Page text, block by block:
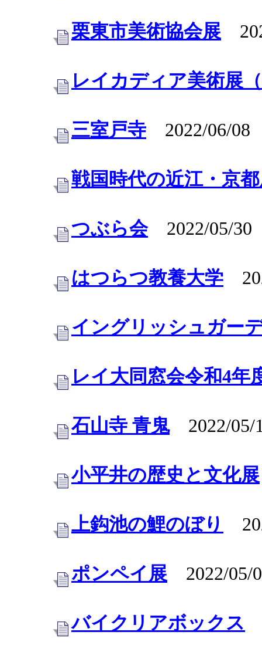
栗東市美術協会展
レイカディア美術展
三室戸寺 2022/06/08
戦国時代の近江・京
つぶら会2022/05/30
はつらつ教養大学
イングリッシュガー
レイ大同窓会令和4年
石山寺 青鬼2022/05/
小平井の歴史と文化展
上鈎池の鯉のぼり
ポンペイ展 2022/05/
バイクリアボックス